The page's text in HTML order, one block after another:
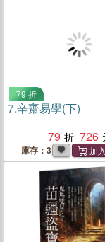
79 折
7.辛齋易學(下)
79
726
庫存：3